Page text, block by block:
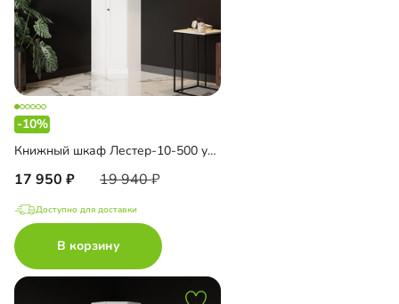
-10%
Книжный шкаф Лестер-10-500 угловой
17 950 19 940
Доступно для доставки
В корзину